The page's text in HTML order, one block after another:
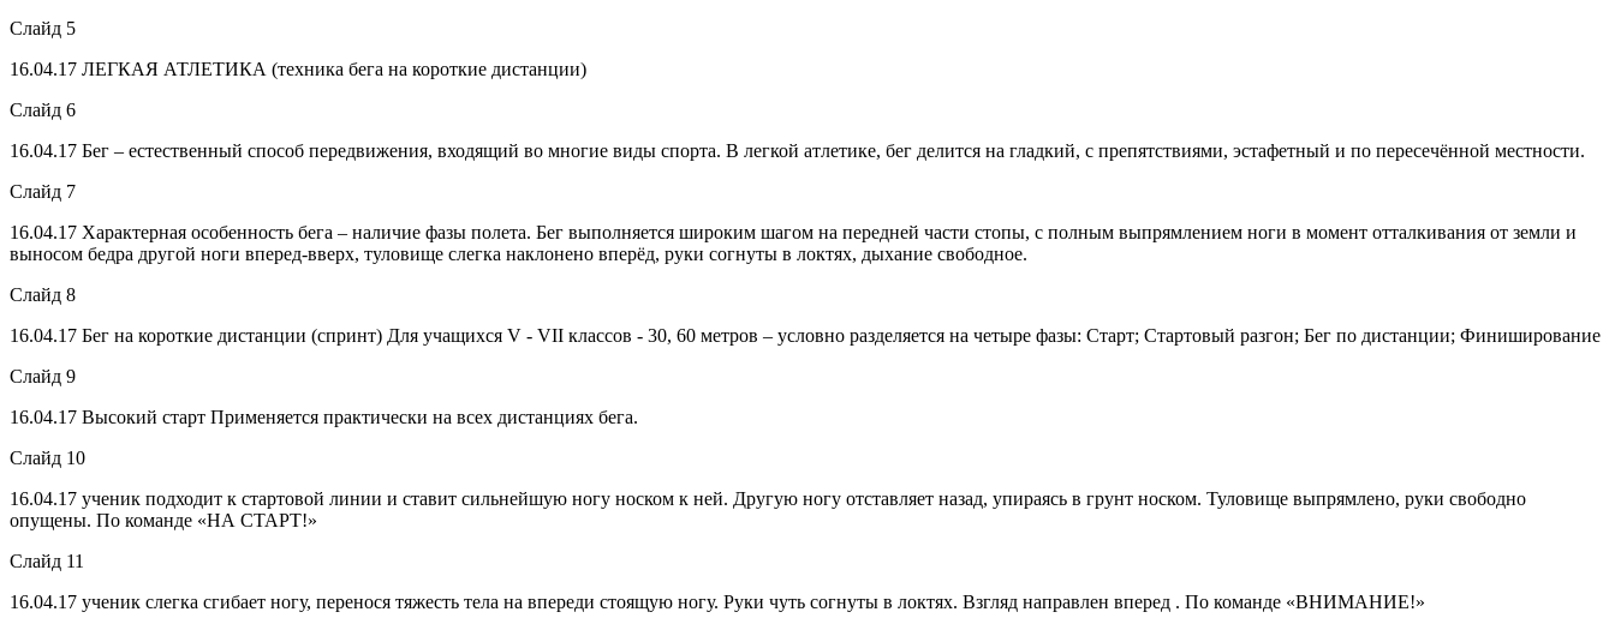
Слайд 5
16.04.17 ЛЕГКАЯ АТЛЕТИКА (техника бега на короткие дистанции)
Слайд 6
16.04.17 Бег – естественный способ передвижения, входящий во многие виды спорта. В легкой атлетике, бег делится на гладкий, с препятствиями, эстафетный и по пересечённой местности.
Слайд 7
16.04.17 Характерная особенность бега – наличие фазы полета. Бег выполняется широким шагом на передней части стопы, с полным выпрямлением ноги в момент отталкивания от земли и
выносом бедра другой ноги вперед-вверх, туловище слегка наклонено вперёд, руки согнуты в локтях, дыхание свободное.
Слайд 8
16.04.17 Бег на короткие дистанции (спринт) Для учащихся V - VII классов - 30, 60 метров – условно разделяется на четыре фазы: Старт; Стартовый разгон; Бег по дистанции; Финиширование
Слайд 9
16.04.17 Высокий старт Применяется практически на всех дистанциях бега.
Слайд 10
16.04.17 ученик подходит к стартовой линии и ставит сильнейшую ногу носком к ней. Другую ногу отставляет назад, упираясь в грунт носком. Туловище выпрямлено, руки свободно
опущены. По команде «НА СТАРТ!»
Слайд 11
16.04.17 ученик слегка сгибает ногу, перенося тяжесть тела на впереди стоящую ногу. Руки чуть согнуты в локтях. Взгляд направлен вперед . По команде «ВНИМАНИЕ!»